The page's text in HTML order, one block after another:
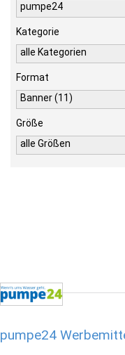
pumpe24
Kategorie
alle Kategorien
Format
Banner (11)
Größe
alle Größen
pumpe24